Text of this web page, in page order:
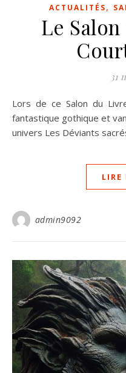
ACTUALITÉS,
Le
31
Lors de ce Salon du Livre de Courtry, c'est ma trilogie
fantastique gothique et
univers Les Déviants
LIRE
admin9092